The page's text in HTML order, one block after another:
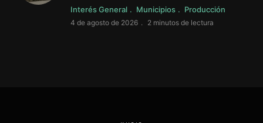
Interés General Municipios Producción
4 de agosto de 2026 2 minutos de lectura